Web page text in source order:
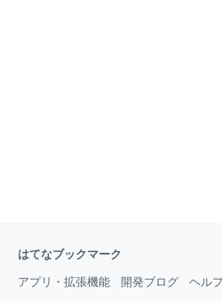
はてなブックマーク
アプリ・拡張機能 開発ブログ ヘル